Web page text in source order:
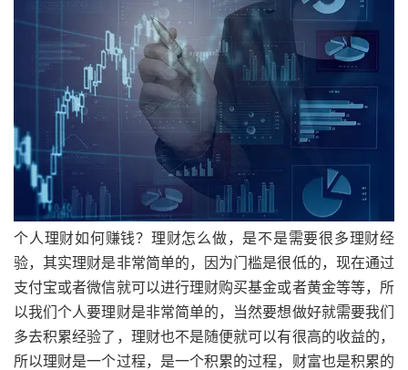
个人理财如何赚钱？理财怎么做，是不是需要很多理财经
验，其实理财是非常简单的，因为门槛是很低的，现在通过
支付宝或者微信就可以进行理财购买基金或者黄金等等，所
以我们个人要理财是非常简单的，当然要想做好就需要我们
多去积累经验了，理财也不是随便就可以有很高的收益的，
所以理财是一个过程，是一个积累的过程，财富也是积累的